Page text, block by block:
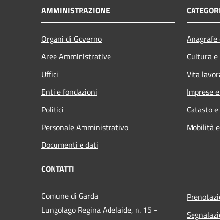
AMMINISTRAZIONE
Organi di Governo
Aree Amministrative
Uffici
Enti e fondazioni
Politici
Personale Amministrativo
Documenti e dati
Cultura
Vita
Imprese
Catasto
Mobilità
CONTATTI
Comune di Garda
Lungolago Regina Adelaide, n. 15 -